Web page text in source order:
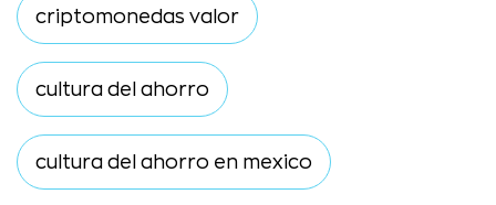
criptomonedas valor
cultura del ahorro
cultura del ahorro en mexico